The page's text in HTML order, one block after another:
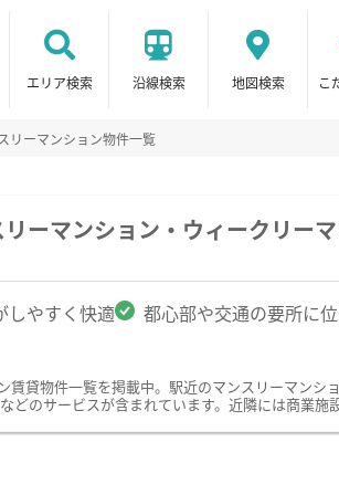
エリア検索 沿線検索 地図検索 こ
リーマンション物件一覧
ーマンション・ウィークリー
しやすく快適 都心部や交通の要所に
貸物件一覧を掲載中。駅近のマンスリーマン
のサービスが含まれています。近隣には商業施